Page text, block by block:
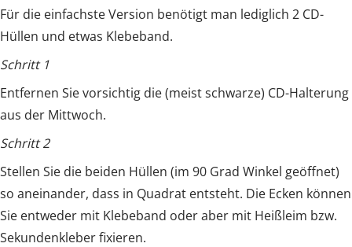
Für die einfachste Version benötigt man lediglich 2 CD-
Hüllen und etwas Klebeband.
Schritt 1
Entfernen Sie vorsichtig die (meist schwarze) CD-Halterung
aus der Mittwoch.
Schritt 2
Stellen Sie die beiden Hüllen (im 90 Grad Winkel geöffnet)
so aneinander, dass in Quadrat entsteht. Die Ecken können
Sie entweder mit Klebeband oder aber mit Heißleim bzw.
Sekundenkleber fixieren.